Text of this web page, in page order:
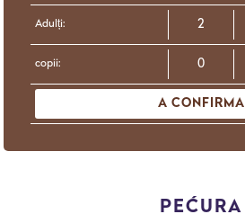
Adulți:
copii:
A CONFIRMA
PEĆURA